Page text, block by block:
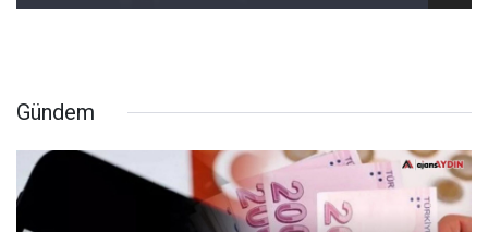
Gündem